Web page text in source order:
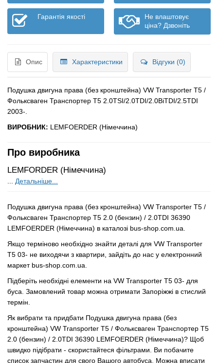
Гарантія якості
Не влаштовує
ціна? Дзвоніть
Опис Характеристики Відгуки (0)
Подушка двигуна права (без кронштейна) VW Transporter T5 /
Фольксваген Транспортер Т5 2.0TSI/2.0TDI/2.0BiTDI/2.5TDI
2003-.
ВИРОБНИК: LEMFOERDER (Німеччина)
Про виробника
LEMFORDER (Німеччина)
Детальніше...
Подушка двигуна права (без кронштейна) VW Transporter T5 /
Фольксваген Транспортер Т5 2.0 (бензин) / 2.0TDI 36390
LEMFOERDER (Німеччина) в каталозі bus-shop.com.ua.
Якщо терміново необхідно знайти деталі для VW Transporter
T5 03- не виходячи з квартири, зайдіть до нас у електронний
маркет bus-shop.com.ua.
Підберіть необхідні елементи на VW Transporter T5 03- для
буса. Замовлений товар можна отримати Запоріжжі в стислий
термін.
Як вибрати та придбати Подушка двигуна права (без
кронштейна) VW Transporter T5 / Фольксваген Транспортер Т5
2.0 (бензин) / 2.0TDI 36390 LEMFOERDER (Німеччина)? Щоб
швидко підібрати - скористайтеся фільтрами. Ви побачите
список запчастин для свого Вашого автобуса. Можна вписати